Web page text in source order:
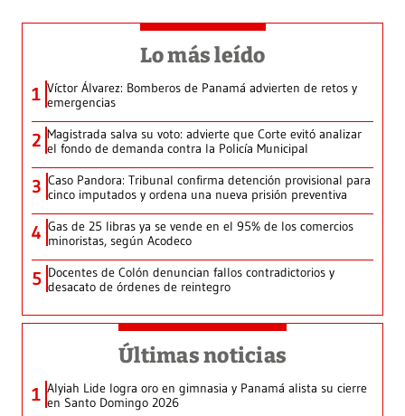
Lo más leído
1 Víctor Álvarez: Bomberos de Panamá advierten de retos y
emergencias
2 Magistrada salva su voto: advierte que Corte evitó analizar
el fondo de demanda contra la Policía Municipal
3 Caso Pandora: Tribunal confirma detención provisional para
cinco imputados y ordena una nueva prisión preventiva
4 Gas de 25 libras ya se vende en el 95% de los comercios
minoristas, según Acodeco
5 Docentes de Colón denuncian fallos contradictorios y
desacato de órdenes de reintegro
Últimas noticias
1 Alyiah Lide logra oro en gimnasia y Panamá alista su cierre
en Santo Domingo 2026